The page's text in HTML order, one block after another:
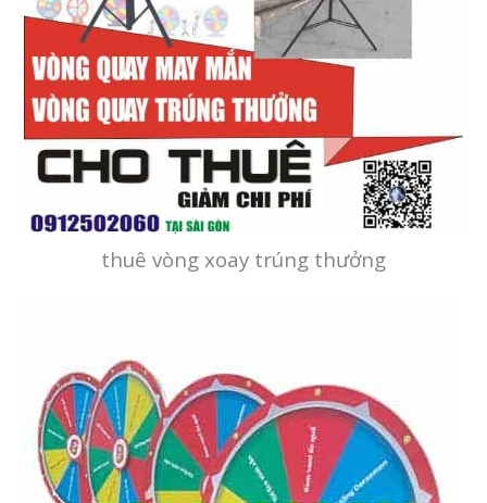
thuê vòng xoay trúng thưởng